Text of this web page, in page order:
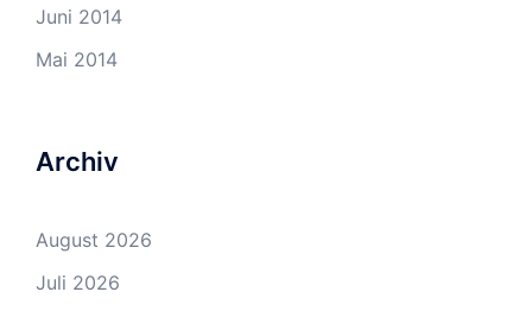
Juni 2014
Mai 2014
Archiv
August 2026
Juli 2026